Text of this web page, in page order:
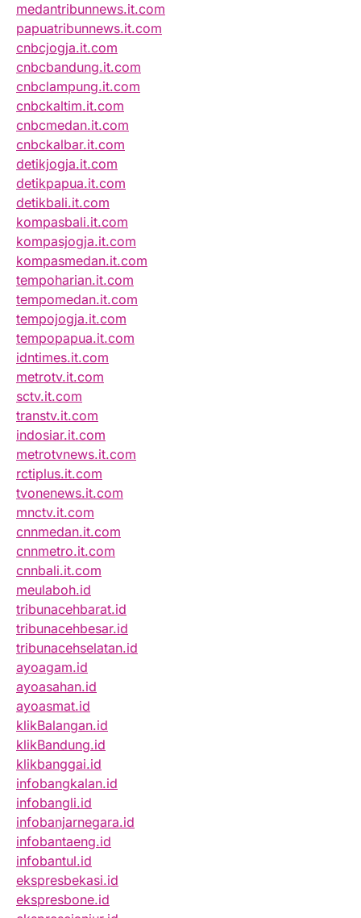
medantribunnews.it.com
papuatribunnews.it.com
cnbcjogja.it.com
cnbcbandung.it.com
cnbclampung.it.com
cnbckaltim.it.com
cnbcmedan.it.com
cnbckalbar.it.com
detikjogja.it.com
detikpapua.it.com
detikbali.it.com
kompasbali.it.com
kompasjogja.it.com
kompasmedan.it.com
tempoharian.it.com
tempomedan.it.com
tempojogja.it.com
tempopapua.it.com
idntimes.it.com
metrotv.it.com
sctv.it.com
transtv.it.com
indosiar.it.com
metrotvnews.it.com
rctiplus.it.com
tvonenews.it.com
mnctv.it.com
cnnmedan.it.com
cnnmetro.it.com
cnnbali.it.com
meulaboh.id
tribunacehbarat.id
tribunacehbesar.id
tribunacehselatan.id
ayoagam.id
ayoasahan.id
ayoasmat.id
klikBalangan.id
klikBandung.id
klikbanggai.id
infobangkalan.id
infobangli.id
infobanjarnegara.id
infobantaeng.id
infobantul.id
ekspresbekasi.id
ekspresbone.id